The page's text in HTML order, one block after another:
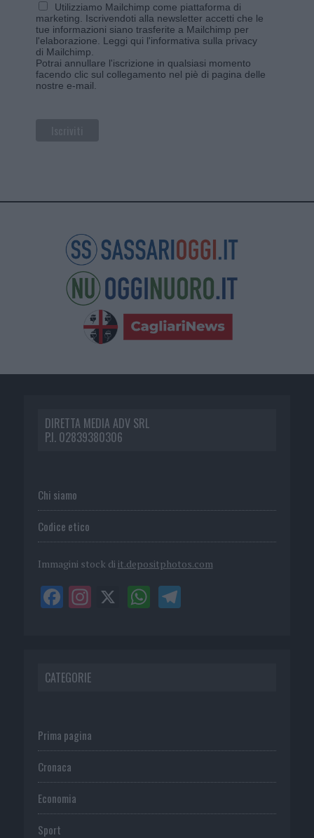
Utilizziamo Mailchimp come piattaforma di
marketing. Iscrivendoti alla newsletter accetti che le
tue informazioni siano trasferite a Mailchimp per
l'elaborazione. Leggi qui l'informativa sulla privacy
di Mailchimp
Potrai annullare l'iscrizione in qualsiasi momento
facendo clic sul collegamento nel piè di pagina delle
nostre e-mail.
DIRETTA MEDIA ADV SRL
P.I. 02839380306
Chi siamo
Codice etico
Immagini stock di it.depositphotos.com
CATEGORIE
Prima pagina
Cronaca
Economia
Sport